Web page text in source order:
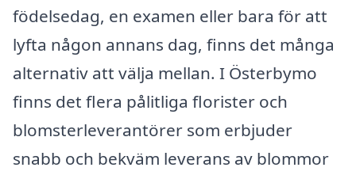
födelsedag, en examen eller bara för att
lyfta någon annans dag, finns det många
alternativ att välja mellan. I Österbymo
finns det flera pålitliga florister och
blomsterleverantörer som erbjuder
snabb och bekväm leverans av blommor